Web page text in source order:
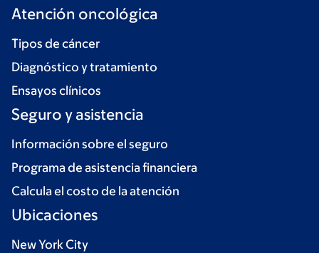
Atención oncológica
Tipos de cáncer
Diagnóstico y tratamiento
Ensayos clínicos
Seguro y asistencia
Información sobre el seguro
Programa de asistencia financiera
Calcula el costo de la atención
Ubicaciones
New York City